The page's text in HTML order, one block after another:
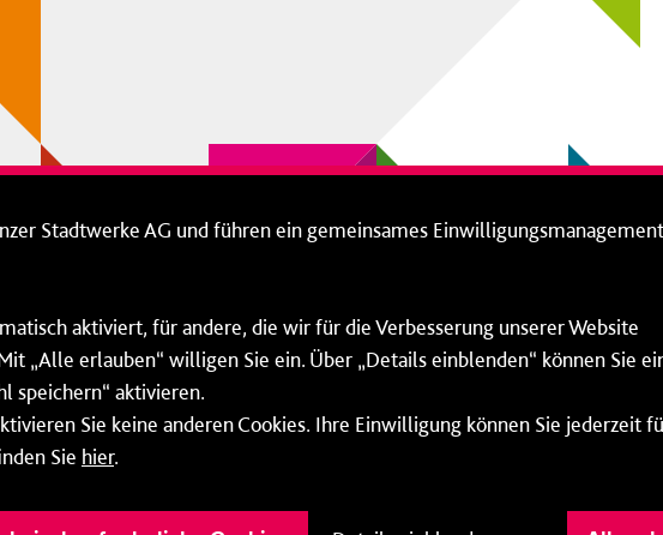
Barrierefreiheit Cookie-Einstellung Impressum
Stadtwerke AG und führen ein gemeinsames
aktiviert, für andere, die wir für die Verbesserung unserer Website
„Alle erlauben“ willigen Sie ein. Über „Details einblenden“ können Sie
speichern“ aktivieren.
Sie keine anderen Cookies. Ihre Einwilligung können Sie jederzeit
Sie hier.